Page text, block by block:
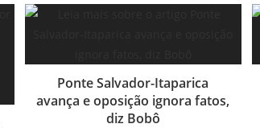
Ponte Salvador-Itaparica
avança e oposição ignora fatos,
diz Bobô